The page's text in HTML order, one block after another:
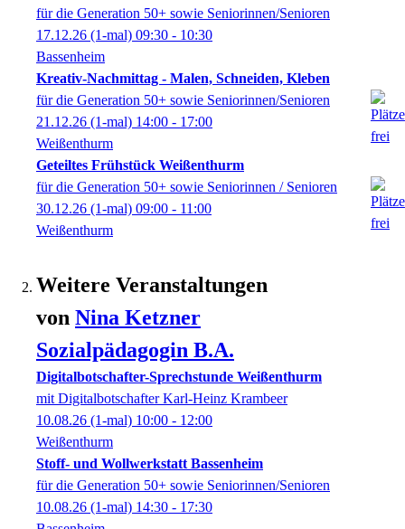
für die Generation 50+ sowie Seniorinnen/Senioren
17.12.26 (1-mal) 09:30 - 10:30
Bassenheim
Kreativ-Nachmittag - Malen, Schneiden, Kleben
für die Generation 50+ sowie Seniorinnen/Senioren
21.12.26 (1-mal) 14:00 - 17:00
Weißenthurm
Geteiltes Frühstück Weißenthurm
für die Generation 50+ sowie Seniorinnen / Senioren
30.12.26 (1-mal) 09:00 - 11:00
Weißenthurm
Weitere Veranstaltungen
von Nina Ketzner
Sozialpädagogin B.A.
Digitalbotschafter-Sprechstunde Weißenthurm
mit Digitalbotschafter Karl-Heinz Krambeer
10.08.26 (1-mal) 10:00 - 12:00
Weißenthurm
Stoff- und Wollwerkstatt Bassenheim
für die Generation 50+ sowie Seniorinnen/Senioren
10.08.26 (1-mal) 14:30 - 17:30